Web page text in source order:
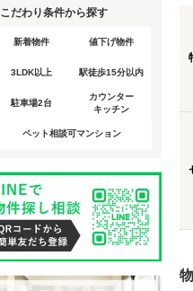
こだわり条件から探す
新着物件 値下げ物件
3LDK以上 駅徒歩15分以内
駐車場2台
カウンター
キッチン
ペット相談可マンション